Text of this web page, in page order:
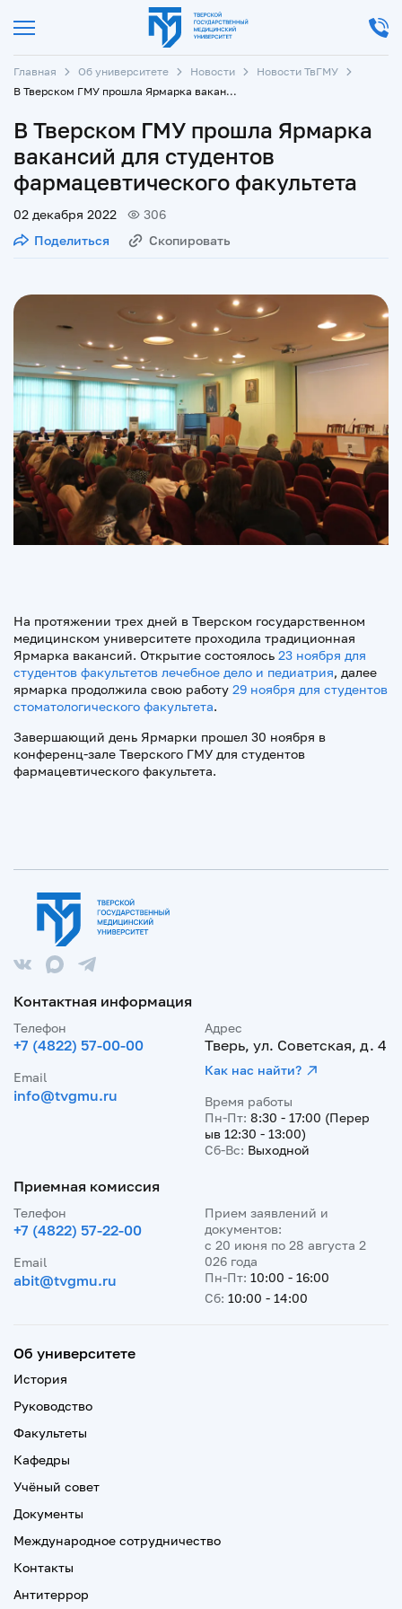
Главная Об университете Новости
Новости ТвГМУ
В Тверском ГМУ прошла Ярмарка вакансий для студентов фармацевтического факультета
В Тверском ГМУ прошла Ярмарка
вакансий для студентов
фармацевтического факультета
02 декабря 2022
306
Поделиться
Скопировать
На протяжении трех дней в Тверском государственном
медицинском университете проходила традиционная
Ярмарка вакансий. Открытие состоялось 23 ноября для
студентов факультетов лечебное дело и педиатрия, далее
ярмарка продолжила свою работу 29 ноября для студентов
стоматологического факультета.
Завершающий день Ярмарки прошел 30 ноября в
конференц-зале Тверского ГМУ для студентов
фармацевтического факультета.
Контактная информация
Телефон
+7 (4822) 57-00-00
Email
info@tvgmu.ru
Адрес
Тверь, ул. Советская, д. 4
Как нас найти?
Время работы
Пн-Пт: 8:30 - 17:00 (Перер
ыв 12:30 - 13:00)
Сб-Вс: Выходной
Приемная комиссия
Телефон
+7 (4822) 57-22-00
Email
abit@tvgmu.ru
Прием заявлений и
документов:
с 20 июня по 28 августа 2
026 года
Пн-Пт: 10:00 - 16:00
Сб: 10:00 - 14:00
Об университете
История
Руководство
Факультеты
Кафедры
Учёный совет
Документы
Международное сотрудничество
Контакты
Антитеррор